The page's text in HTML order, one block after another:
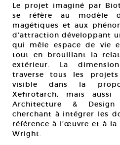
Le projet imaginé par
se réfère au modèle
magétiques et aux
d’attraction développant
qui mêle espace de vie
tout en brouillant la
extérieur. La
traverse tous les
visible dans la
Xefirotarch, mais aussi
Architecture &
cherchant à intégrer les
référence à l’œuvre et à la
Wright.